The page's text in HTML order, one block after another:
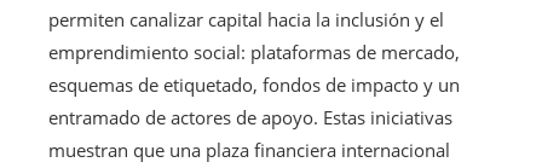
permiten canalizar capital hacia la inclusión y el
emprendimiento social: plataformas de mercado,
esquemas de etiquetado, fondos de impacto y un
entramado de actores de apoyo. Estas iniciativas
muestran que una plaza financiera internacional